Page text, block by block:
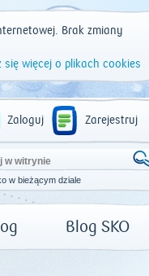
Brak zmiany
się więcej o plikach cookies
Zaloguj Zarejestruj
w bieżącym dziale
Blog SKO